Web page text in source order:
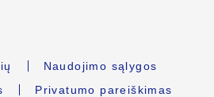
Naudojimo sąlygos
Privatumo pareiškimas